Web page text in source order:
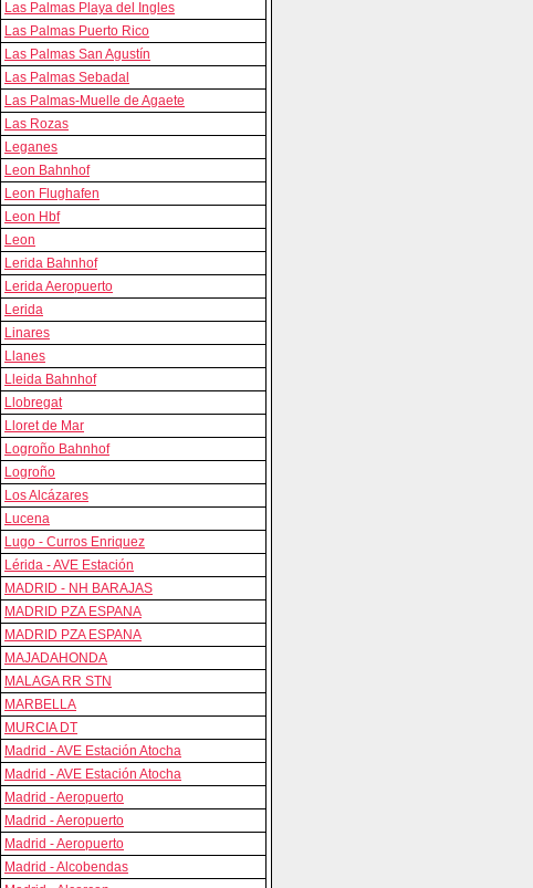
Las Palmas Playa del Ingles
Las Palmas Puerto Rico
Las Palmas San Agustín
Las Palmas Sebadal
Las Palmas-Muelle de Agaete
Las Rozas
Leganes
Leon Bahnhof
Leon Flughafen
Leon Hbf
Leon
Lerida Bahnhof
Lerida Aeropuerto
Lerida
Linares
Llanes
Lleida Bahnhof
Llobregat
Lloret de Mar
Logroño Bahnhof
Logroño
Los Alcázares
Lucena
Lugo - Curros Enriquez
Lérida - AVE Estación
MADRID - NH BARAJAS
MADRID PZA ESPANA
MADRID PZA ESPANA
MAJADAHONDA
MALAGA RR STN
MARBELLA
MURCIA DT
Madrid - AVE Estación Atocha
Madrid - AVE Estación Atocha
Madrid - Aeropuerto
Madrid - Aeropuerto
Madrid - Aeropuerto
Madrid - Alcobendas